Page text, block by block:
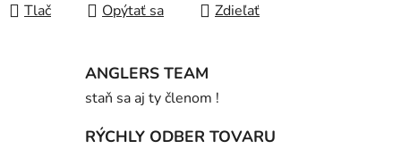
Tlač Opýtať sa Zdieľať
ANGLERS TEAM
staň sa aj ty členom !
RÝCHLY ODBER TOVARU